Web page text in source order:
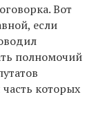
Вот
если
полномочий
которых